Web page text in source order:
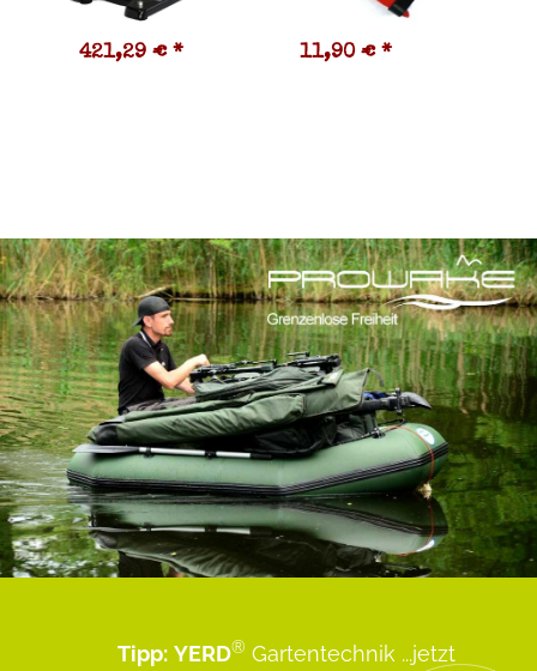
421,29 € * 11,90 € *
Tipp: YERD® Gartentechnik ...jetzt